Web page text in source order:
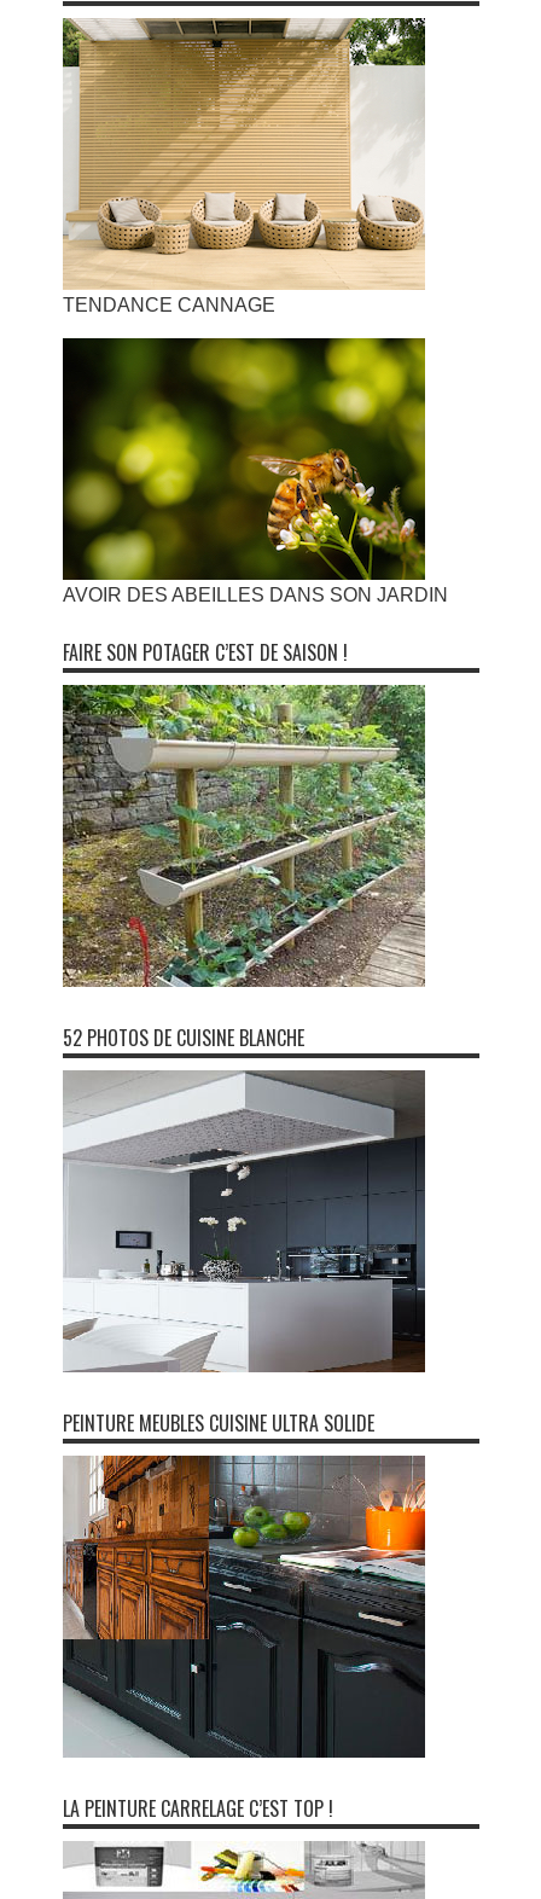
TENDANCE CANNAGE
AVOIR DES ABEILLES DANS SON JARDIN
FAIRE SON POTAGER C’EST DE SAISON !
52 PHOTOS DE CUISINE BLANCHE
PEINTURE MEUBLES CUISINE ULTRA SOLIDE
LA PEINTURE CARRELAGE C’EST TOP !